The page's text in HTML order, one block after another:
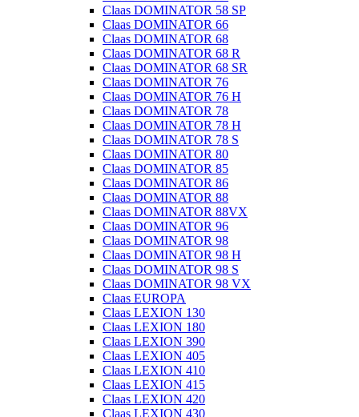
Claas DOMINATOR 58 SP
Claas DOMINATOR 66
Claas DOMINATOR 68
Claas DOMINATOR 68 R
Claas DOMINATOR 68 SR
Claas DOMINATOR 76
Claas DOMINATOR 76 H
Claas DOMINATOR 78
Claas DOMINATOR 78 H
Claas DOMINATOR 78 S
Claas DOMINATOR 80
Claas DOMINATOR 85
Claas DOMINATOR 86
Claas DOMINATOR 88
Claas DOMINATOR 88VX
Claas DOMINATOR 96
Claas DOMINATOR 98
Claas DOMINATOR 98 H
Claas DOMINATOR 98 S
Claas DOMINATOR 98 VX
Claas EUROPA
Claas LEXION 130
Claas LEXION 180
Claas LEXION 390
Claas LEXION 405
Claas LEXION 410
Claas LEXION 415
Claas LEXION 420
Claas LEXION 430